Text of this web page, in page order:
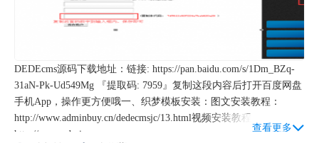
DEDEcms源码下载地址：链接: https://pan.baidu.com/s/1Dm_BZq-
31aN-Pk-Ud549Mg 『提取码: 7959』复制这段内容后打开百度网盘
手机App，操作更方便哦一、织梦模板安装：图文安装教程：
http://www.adminbuy.cn/dedecmsjc/13.html视频安装教程：
http://www.admin...
查看更多